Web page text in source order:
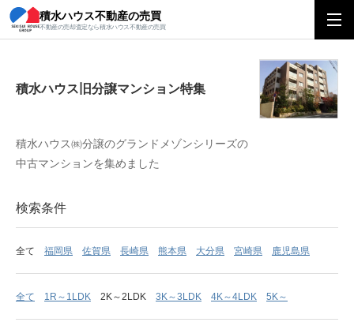
積水ハウス不動産の売買
不動産の売却査定なら積水ハウス不動産の売買
積水ハウス旧分譲マンション特集
積水ハウス旧分譲マンション特集
積水ハウス㈱分譲のグランドメゾンシリーズの
中古マンションを集めました
検索条件
全て 福岡県 佐賀県 長崎県 熊本県 大分県 宮崎県 鹿児島県
全て 1R～1LDK 2K～2LDK 3K～3LDK 4K～4LDK 5K～